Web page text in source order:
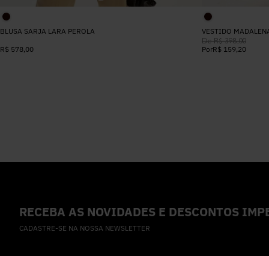
BLUSA SARJA LARA PEROLA
R$ 578,00
VESTIDO
De R$ 398,00
PorR$ 159,20
RECEBA AS NOVIDADES E DESCONTOS
CADASTRE-SE NA NOSSA NEWSLETTER